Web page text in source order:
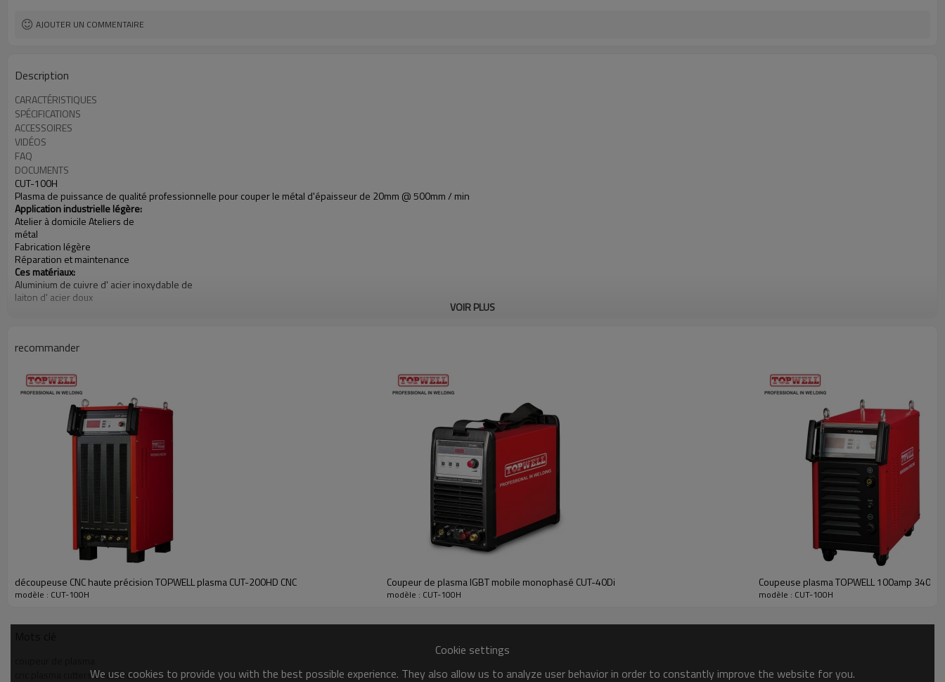
AJOUTER UN COMMENTAIRE
Description
CARACTÉRISTIQUES
SPÉCIFICATIONS
ACCESSOIRES
VIDÉOS
FAQ
DOCUMENTS
CUT-100H
Plasma de puissance de qualité professionnelle pour couper le métal d'épaisseur de 20mm @ 500mm / min
Application industrielle légère:
Atelier à domicile Ateliers de
métal
Fabrication légère
Réparation et maintenance
Ces matériaux:
Aluminium de cuivre d' acier inoxydable de
laiton d' acier doux
Plage d'intensité: 30-100A
100A à @ 60% Duty Cycle
Poids: 42KG
VOIR PLUS
recommander
découpeuse CNC haute précision TOPWELL plasma CUT-200HD CNC
modèle : CUT-100H
Coupeur de plasma IGBT mobile monophasé CUT-40Di
modèle : CUT-100H
Coupeuse plasma TOPWELL 100amp 340V
modèle : CUT-100H
cnc plasma cutters à vendre
Cookie settings
We use cookies to provide you with the best possible experience. They also allow us to analyze user behavior in order to constantly improve the website for you.